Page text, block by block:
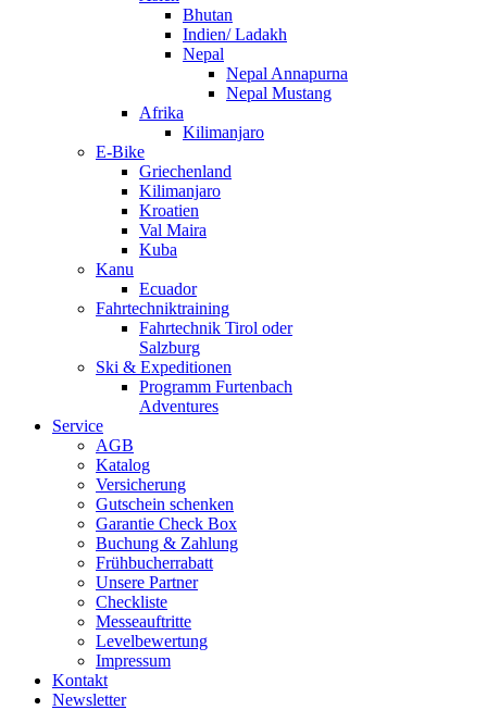
Bhutan
Indien/ Ladakh
Nepal
Nepal Annapurna
Nepal Mustang
Afrika
Kilimanjaro
E-Bike
Griechenland
Kilimanjaro
Kroatien
Val Maira
Kuba
Kanu
Ecuador
Fahrtechniktraining
Fahrtechnik Tirol oder
Salzburg
Ski & Expeditionen
Programm Furtenbach
Adventures
Service
AGB
Katalog
Versicherung
Gutschein schenken
Garantie Check Box
Buchung & Zahlung
Frühbucherrabatt
Unsere Partner
Checkliste
Messeauftritte
Levelbewertung
Impressum
Kontakt
Newsletter